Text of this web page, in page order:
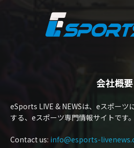
会社概要
eSports LIVE & NEWSは、eスポーツ
する、eスポーツ専門情報サイトです。
Contact us: info@esports-